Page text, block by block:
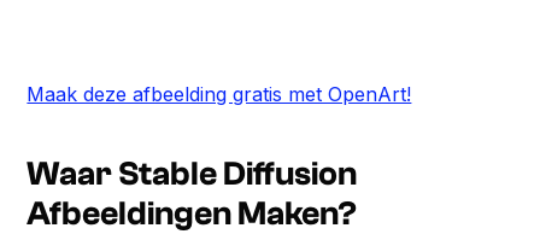
Maak deze afbeelding gratis met OpenArt!
Waar Stable Diffusion
Afbeeldingen Maken?